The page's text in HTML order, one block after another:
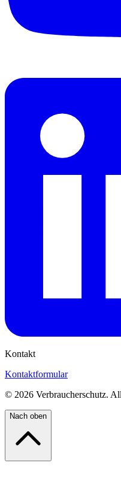
Kontakt
Kontaktformular
© 2026 Verbraucherschutz.
Nach oben